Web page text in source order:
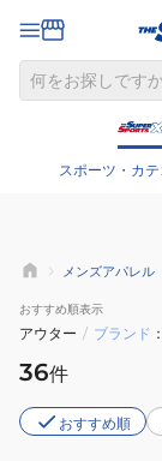
スポーツ・カテ
メンズアパレル
おすすめ順表示
アウター / ブランド
36件
おすすめ順